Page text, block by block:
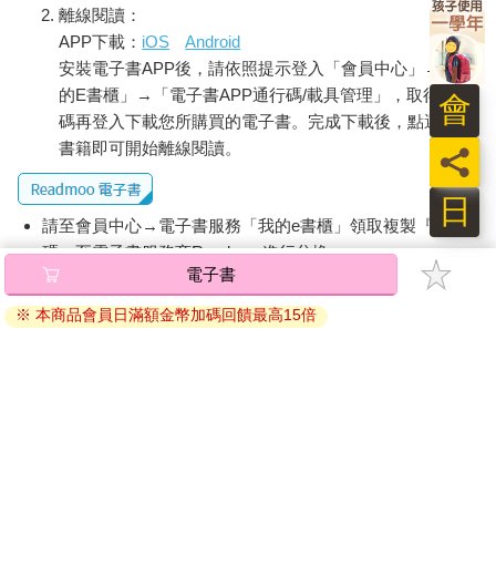
當有原告遞交書狀之後，官府首先會確認指控是否需要立案調
查。獲得批准之後， 書吏和衙役便動身前往系爭地點收集資訊，
蒐羅地契碑文、檢查地景，將家宅、墓塚、墳樹、水源或廟祠記
錄在案，如果官府有要求的話，也會繪製圖籍。書吏在勘察風水
時，很少會記錄患病或夭亡的小孩，這並不是因為官府在理念的
層次上拒絕接受相關的論證，而是因為嬰兒的死亡率本來就很
高，而且指控極其容易捏造。書吏一般會偏好標注物理證據的存
在或缺失，例如：被砍伐的樹木或是受開採的礦石，但要是損害
的行為特別嚴重的話，也可能會提及地脈切斷的情況。
堂審之日，當事人如果尚未在押，便會魚貫而入，縣官讀完卷宗
之後則開始提問。在堂審的案卷中，不乏令人心碎的呈詞，男男
女女訴說著自己來到公堂之上的原因。兇殺搶劫以外的案件稱作
細事，會公開審理，廣而告之。不論是出於娛樂目的或教育意義
（或者兩者兼具），眾人皆齊聚一堂看官員聽訟；面對著訴訟雙
離線閱讀：
APP下載： iOS
Android
安裝電子書APP後，請依照提示登入「會員中心」→「我
的E書櫃」→「電子書APP通行碼/載具管理」，取得通行
碼再登入下載您所購買的電子書。完成下載後，點選任一
書籍即可開始離線閱讀。
請至會員中心→電子書服務「我的e書櫃」領取複製『兌換
碼』至電子書服務商Readmoo進行兌換。
退換貨須知：
因版權保護，您在金石堂所購買的電子書僅能以金石堂專屬
日
員
會